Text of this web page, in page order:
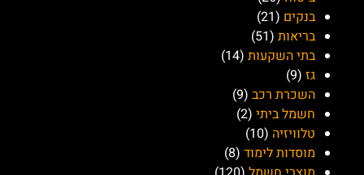
בנקים (21)
בריאות (51)
בתי השקעות (14)
גז (9)
השכרת רכב (9)
חשמל ביתי (2)
טלוויזיה (10)
מוסדות לימוד (8)